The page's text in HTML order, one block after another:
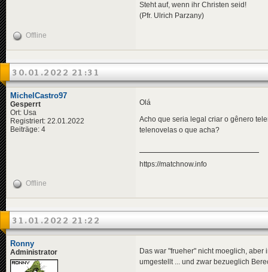
Steht auf, wenn ihr Christen seid!
(Pfr. Ulrich Parzany)
Offline
30.01.2022 21:31
MichelCastro97
Gesperrt
Ort: Usa
Registriert: 22.01.2022
Beiträge: 4
Olá
Acho que seria legal criar o gênero
telenovelas o que acha?
https://matchnow.info
Offline
31.01.2022 21:22
Ronny
Administrator
Das war "frueher" nicht moeglich,
umgestellt ... und zwar bezueglich